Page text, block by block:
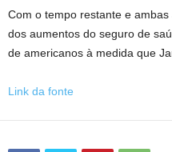
Com o tempo restante e
dos aumentos do seguro de
de americanos à medida que
Link da fonte